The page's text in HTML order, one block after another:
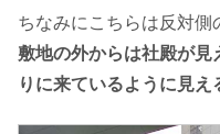
ちなみにこちらは反対側
敷地の外からは社殿が
りに来ているように見え